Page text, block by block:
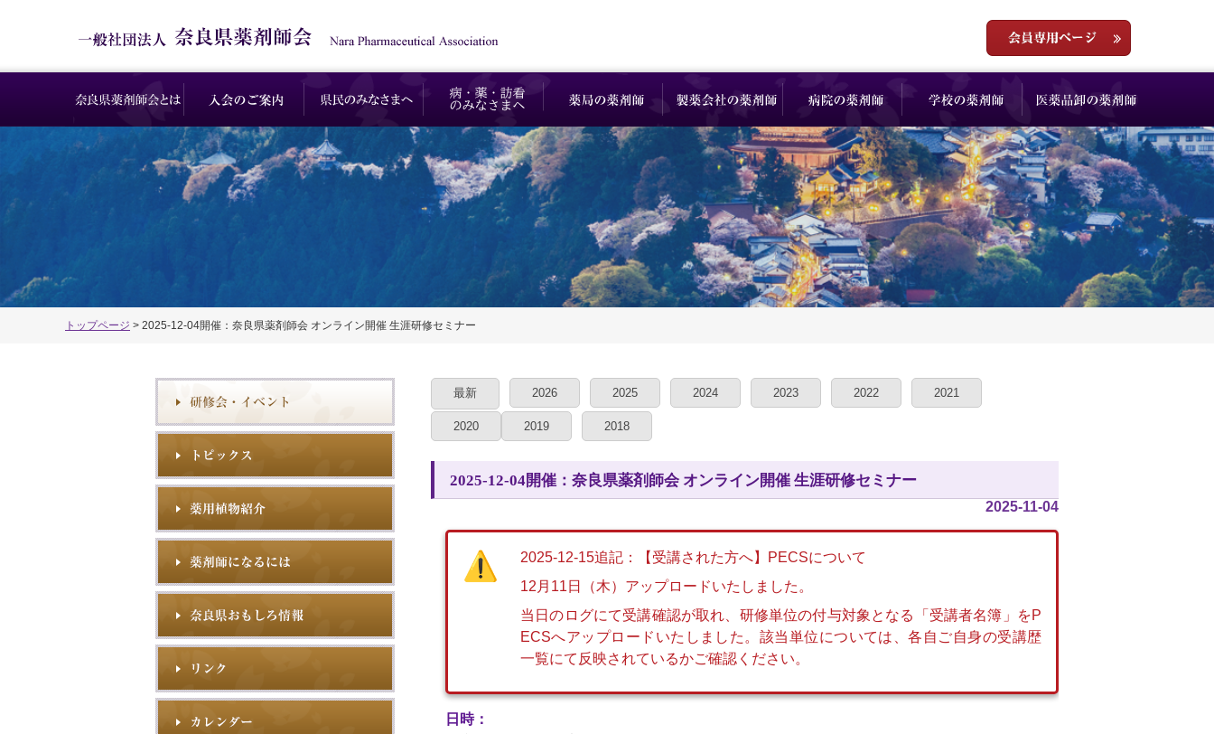
トップページ > 2025-12-04開催：奈良県薬剤師会 オンライン開催 生涯研修セミナー
最新 2026 2025 2024 2023 2022 2021
2020 2019 2018
2025-12-04開催：奈良県薬剤師会 オンライン開催 生涯研修セミナー
2025-11-04
2025-12-15追記：【受講された方へ】PECSについて
12月11日（木）アップロードいたしました。
当日のログにて受講確認が取れ、研修単位の付与対象となる「受講者名簿」をP
ECSへアップロードいたしました。該当単位については、各自ご自身の受講歴
一覧にて反映されているかご確認ください。
日時：